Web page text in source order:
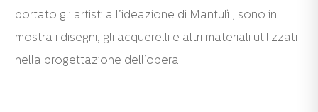
portato gli artisti all’ideazione di Mantulì , sono in
mostra i disegni, gli acquerelli e altri materiali utilizzati
nella progettazione dell’opera.